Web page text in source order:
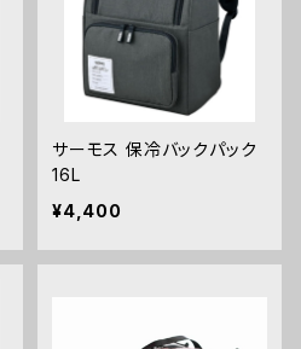
サーモス 保冷バックパック
16L
¥4,400